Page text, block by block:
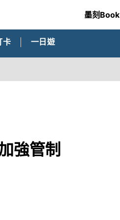
墨刻Book
卡 一日遊
強管制